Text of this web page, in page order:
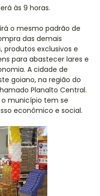
às 9 horas.
o mesmo padrão de
das demais
produtos exclusivos e
para abastecer lares e
A cidade de
goiano, na região do
Planalto Central.
município tem se
econômico e social.